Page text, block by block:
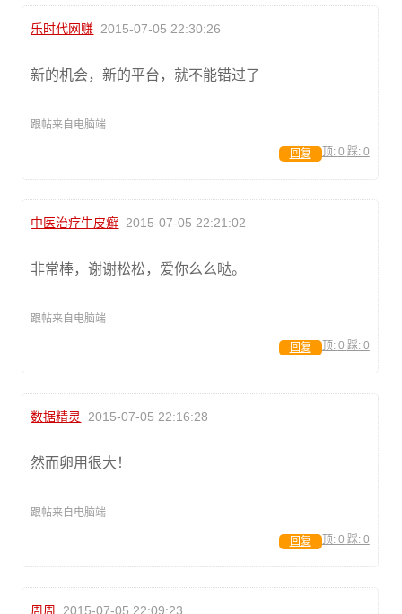
乐时代网赚 2015-07-05 22:30:26
新的机会，新的平台，就不能错过了
跟帖来自电脑端
顶: 0 踩: 0
回复
中医治疗牛皮癣 2015-07-05 22:21:02
非常棒，谢谢松松，爱你么么哒。
跟帖来自电脑端
顶: 0 踩: 0
回复
数据精灵 2015-07-05 22:16:28
然而卵用很大！
跟帖来自电脑端
顶: 0 踩: 0
回复
周周 2015-07-05 22:09:23